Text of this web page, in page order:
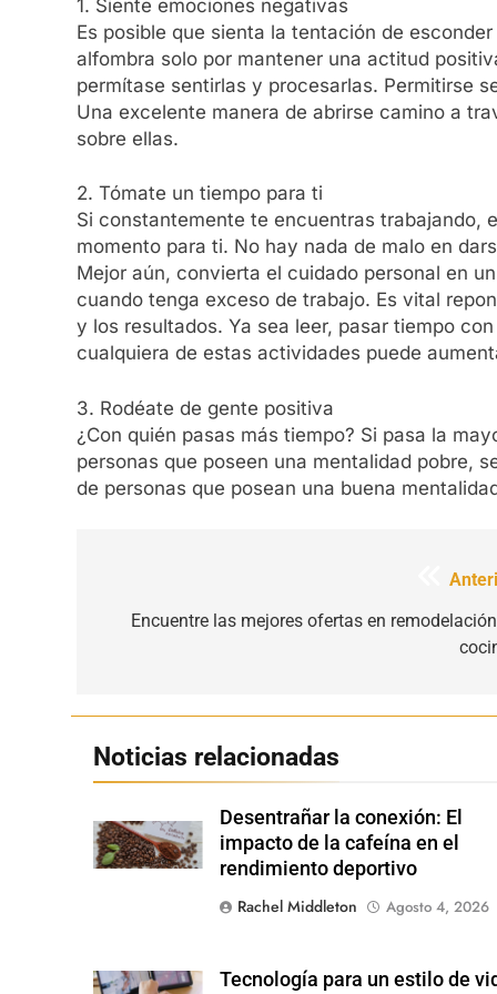
1. Siente emociones negativas
Es posible que sienta la tentación de
alfombra solo por mantener una actitud
permítase sentirlas y procesarlas. Permitirse
Una excelente manera de abrirse camino a
sobre ellas.
2. Tómate un tiempo para ti
Si constantemente te encuentras trabajando,
momento para ti. No hay nada de malo en
Mejor aún, convierta el cuidado personal en
cuando tenga exceso de trabajo. Es vital
y los resultados. Ya sea leer, pasar tiempo
cualquiera de estas actividades puede
3. Rodéate de gente positiva
¿Con quién pasas más tiempo? Si pasa la
personas que poseen una mentalidad pobre,
de personas que posean una buena
Encuentre las mejores ofertas en
Noticias relacionadas
Shutterstock
Desentrañar la conexión: El
impacto de la cafeína en el
rendimiento deportivo
Rachel Middleton
Agosto 4, 2026
Shutterstock Tecnología para un estilo de